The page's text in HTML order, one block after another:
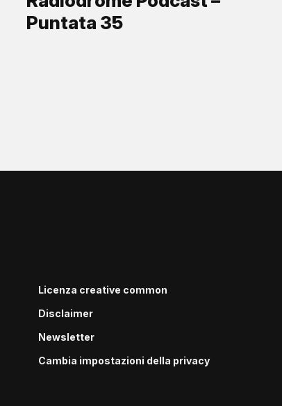
Puntata 35
Licenza creative common
Disclaimer
Newsletter
Cambia impostazioni della privacy